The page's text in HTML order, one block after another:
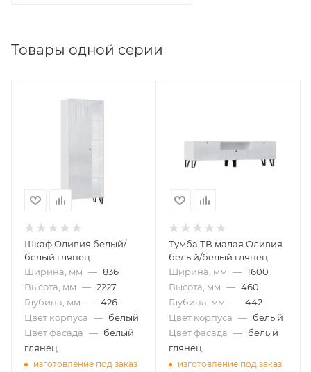
Товары одной серии
Шкаф Оливия белый/
белый глянец
Ширина, мм — 836
Высота, мм — 2227
Глубина, мм — 426
Цвет корпуса — белый
Цвет фасада — белый
глянец
изготовление под заказ
Тумба ТВ малая Оливия
белый/белый глянец
Ширина, мм — 1600
Высота, мм — 460
Глубина, мм — 442
Цвет корпуса — белый
Цвет фасада — белый
глянец
изготовление под заказ